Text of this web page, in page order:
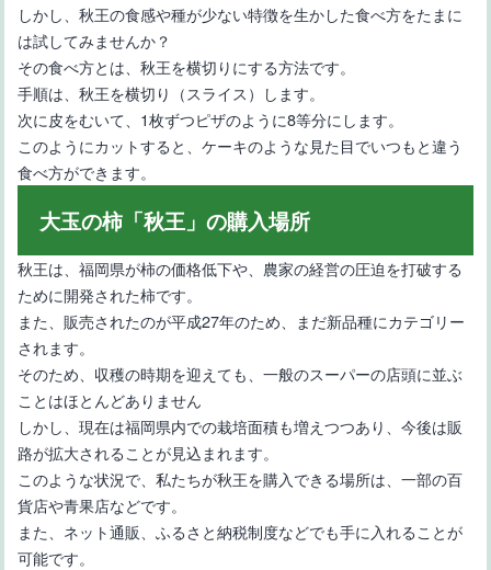
【長崎県のいちごの品種5選】特徴や名前の由来
三重県のブランドいちごの品種紹介とおすすめいちご狩りスポッ
ト
【珍しいりんごの品種11選】産地や味わいなど特徴をご紹介
しかし、秋王の食感や種が少ない特徴を生かした食べ方をたまに
は試してみませんか？
その食べ方とは、秋王を横切りにする方法です。
手順は、秋王を横切り（スライス）します。
次に皮をむいて、1枚ずつピザのように8等分にします。
このようにカットすると、ケーキのような見た目でいつもと違う
食べ方ができます。
大玉の柿「秋王」の購入場所
秋王は、福岡県が柿の価格低下や、農家の経営の圧迫を打破する
ために開発された柿です。
また、販売されたのが平成27年のため、まだ新品種にカテゴリー
されます。
そのため、収穫の時期を迎えても、一般のスーパーの店頭に並ぶ
ことはほとんどありません
しかし、現在は福岡県内での栽培面積も増えつつあり、今後は販
路が拡大されることが見込まれます。
このような状況で、私たちが秋王を購入できる場所は、一部の百
貨店や青果店などです。
また、ネット通販、ふるさと納税制度などでも手に入れることが
可能です。